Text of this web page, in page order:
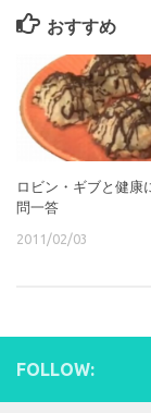
おすすめ
ロビン・ギブと健康
問一答
2011/02/03
FOLLOW: